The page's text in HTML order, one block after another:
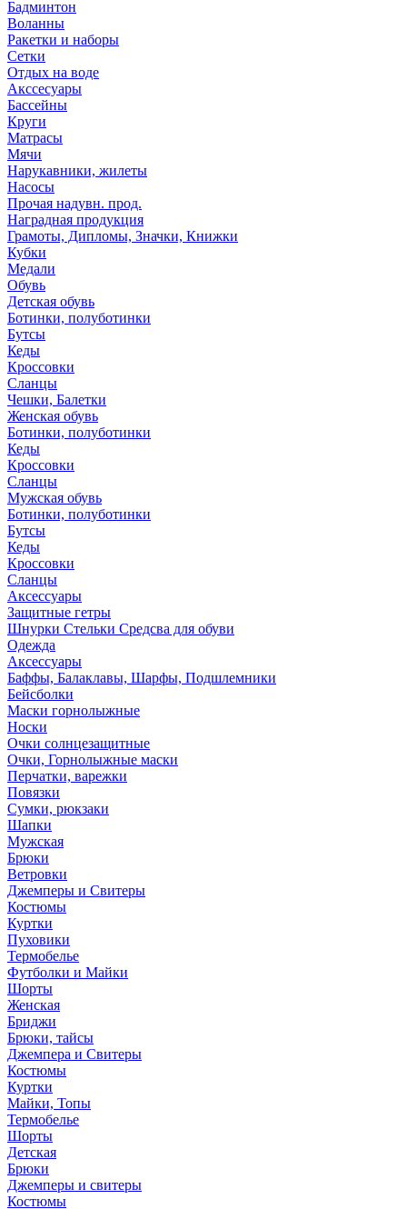
Бадминтон
Воланны
Ракетки и наборы
Сетки
Отдых на воде
Акссесуары
Бассейны
Круги
Матрасы
Мячи
Нарукавники, жилеты
Насосы
Прочая надувн. прод.
Наградная продукция
Грамоты, Дипломы, Значки, Книжки
Кубки
Медали
Обувь
Детская обувь
Ботинки, полуботинки
Бутсы
Кеды
Кроссовки
Сланцы
Чешки, Балетки
Женская обувь
Ботинки, полуботинки
Кеды
Кроссовки
Сланцы
Мужская обувь
Ботинки, полуботинки
Бутсы
Кеды
Кроссовки
Сланцы
Аксессуары
Защитные гетры
Шнурки Стельки Средсва для обуви
Одежда
Аксессуары
Баффы, Балаклавы, Шарфы, Подшлемники
Бейсболки
Маски горнолыжные
Носки
Очки солнцезащитные
Очки, Горнолыжные маски
Перчатки, варежки
Повязки
Сумки, рюкзаки
Шапки
Мужская
Брюки
Ветровки
Джемперы и Свитеры
Костюмы
Куртки
Пуховики
Термобелье
Футболки и Майки
Шорты
Женская
Бриджи
Брюки, тайсы
Джемпера и Свитеры
Костюмы
Куртки
Майки, Топы
Термобелье
Шорты
Детская
Брюки
Джемперы и свитеры
Костюмы